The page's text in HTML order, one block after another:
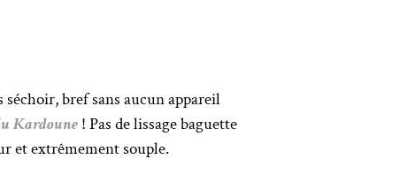
séchoir, bref sans aucun appareil
Kardoune ! Pas de lissage baguette
et extrêmement souple.